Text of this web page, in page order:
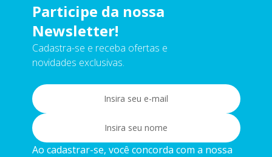
Participe da nossa
Newsletter!
Cadastra-se e receba ofertas e
novidades exclusivas.
Ao cadastrar-se, você concorda com a nossa